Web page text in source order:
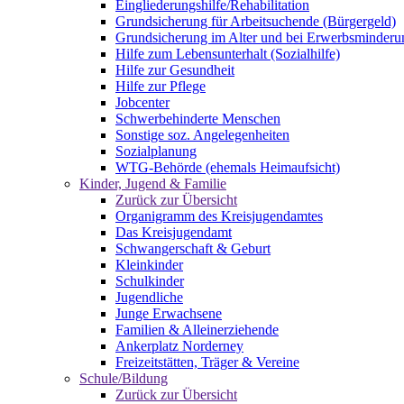
Eingliederungshilfe/Rehabilitation
Grundsicherung für Arbeitsuchende (Bürgergeld)
Grundsicherung im Alter und bei
Hilfe zum Lebensunterhalt (Sozialhilfe)
Hilfe zur Gesundheit
Hilfe zur Pflege
Jobcenter
Schwerbehinderte Menschen
Sonstige soz. Angelegenheiten
Sozialplanung
WTG-Behörde (ehemals Heimaufsicht)
Kinder, Jugend & Familie
Zurück zur Übersicht
Organigramm des Kreisjugendamtes
Das Kreisjugendamt
Schwangerschaft & Geburt
Kleinkinder
Schulkinder
Jugendliche
Junge Erwachsene
Familien & Alleinerziehende
Ankerplatz Norderney
Freizeitstätten, Träger & Vereine
Schule/Bildung
Zurück zur Übersicht